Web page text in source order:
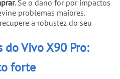
. Se o dano for por impactos
problemas maiores.
a robustez do seu
do Vivo X90 Pro:
forte